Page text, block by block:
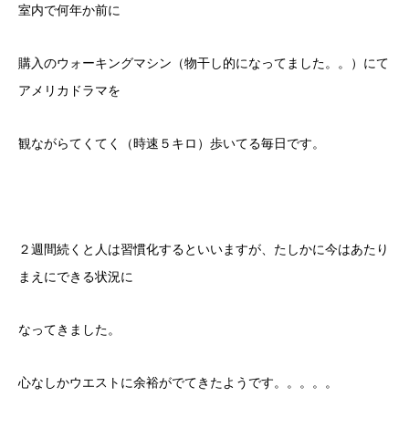
室内で何年か前に
購入のウォーキングマシン（物干し的になってました。。）にて
アメリカドラマを
観ながらてくてく（時速５キロ）歩いてる毎日です。
２週間続くと人は習慣化するといいますが、たしかに今はあたり
まえにできる状況に
なってきました。
心なしかウエストに余裕がでてきたようです。。。。。